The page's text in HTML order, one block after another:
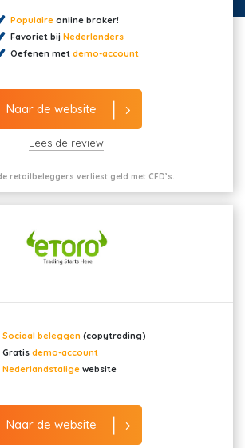
Populaireonline broker!
Favoriet bij Nederlanders
Oefenen met demo-account
Naar de website
Lees de review
retailbeleggers verliest geld met CFD’s.
Sociaal beleggen (copytrading)
Gratis demo-account
Nederlandstalige website
Naar de website